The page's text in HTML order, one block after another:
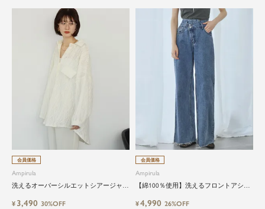
会員価格
Ampirula
洗えるオーバーシルエットシアージャガ
¥ 3,490 30%OFF
会員価格
Ampirula
【綿100％使用】洗えるフロントアシン
ツ
¥4,990 26%OFF